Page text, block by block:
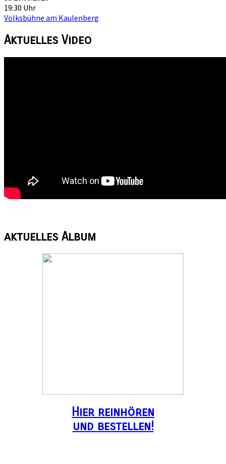
19:30 Uhr
Volksbühne am Kaulenberg
Aktuelles Video
aktuelles Album
Hier reinhören
und bestellen!